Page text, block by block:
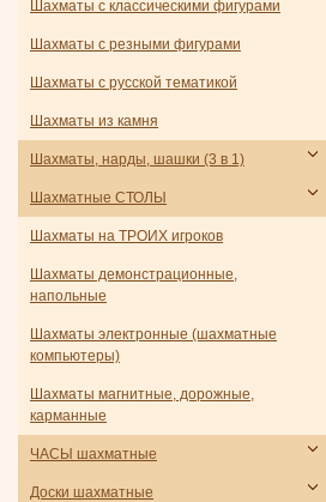
Шахматы с классическими фигурами
Шахматы с резными фигурами
Шахматы с русской тематикой
Шахматы из камня
Шахматы, нарды, шашки (3 в 1)
Шахматные СТОЛЫ
Шахматы на ТРОИХ игроков
Шахматы демонстрационные,
напольные
Шахматы электронные (шахматные
компьютеры)
Шахматы магнитные, дорожные,
карманные
ЧАСЫ шахматные
Доски шахматные